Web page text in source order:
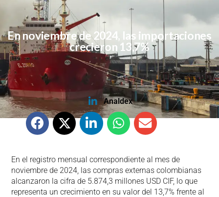
En noviembre de 2024, las importaciones
crecieron 13,7%
Analdex
En el registro mensual correspondiente al mes de
noviembre de 2024, las compras externas colombianas
alcanzaron la cifra de 5.874,3 millones USD CIF, lo que
representa un crecimiento en su valor del 13,7% frente al